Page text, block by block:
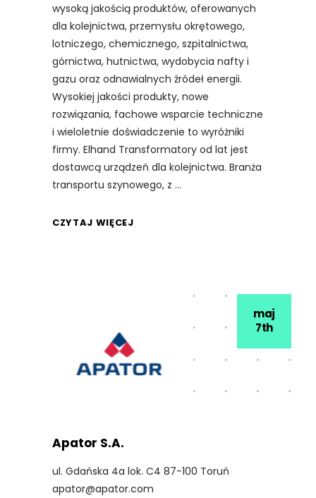
wysoką jakością produktów, oferowanych
dla kolejnictwa, przemysłu okrętowego,
lotniczego, chemicznego, szpitalnictwa,
górnictwa, hutnictwa, wydobycia nafty i
gazu oraz odnawialnych źródeł energii.
Wysokiej jakości produkty, nowe
rozwiązania, fachowe wsparcie techniczne
i wieloletnie doświadczenie to wyróżniki
firmy. Elhand Transformatory od lat jest
dostawcą urządzeń dla kolejnictwa. Branża
transportu szynowego, z
CZYTAJ WIĘCEJ
maj
7th
Apator S.A.
ul. Gdańska 4a lok. C4 87-100 Toruń
apator@apator.com